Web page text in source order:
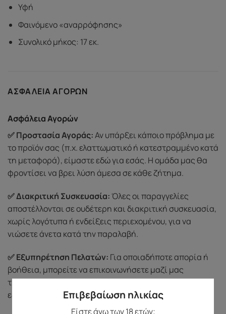
Υφή
Φαινόμενο «αναρρόφησης»
Συνολικό μήκος: 17 εκ.
ΑΣΦΆΛΕΙΑ ΑΓΟΡΏΝ
Ασφάλεια Αγορών
✅ Προστασία Αγοράς:Αν υπάρξει κάποιο πρόβλημα με
το προϊόν σας (π.χ. ελαττωματικό ή κατεστραμμένο κατά
τη μεταφορά), είμαστε εδώ για εσάς. Η ομάδα μας θα
φροντίσει να βρει λύση άμεσα σε κάθε ζήτημα.
✅ Διακριτική Συσκευασία:Όλες οι παραγγελίες
αποστέλλονται σε ουδέτερη και διακριτική συσκευασία,
χωρίς λογότυπα ή ενδείξεις περιεχομένου, για να
νιώσετε άνετα κατά την παραλαβή.
✅ Εξυπηρέτηση Πελατών: Για οποιαδήποτε απορία ή
βοήθεια, μπορείτε να επικοινωνήσετε μαζί μας
τηλεφωνικά στο69 3721 1519. Θα χαρούμε να σας
εξυπηρετήσουμε με διακριτικότητα και σεβασμό.
Επιβεβαίωση ηλικίας
Είστε άνω των 18 ετών;